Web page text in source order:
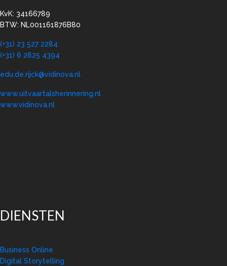
KvK: 34166789
BTW: NL001161876B80
(+31) 23 527 2284
(+31) 6 2825 4394
edu.de.rijck@vidinova.nl
www.uitvaartalsherinnering.nl
www.vidinova.nl
DIENSTEN
Business Online
Digital Storytelling